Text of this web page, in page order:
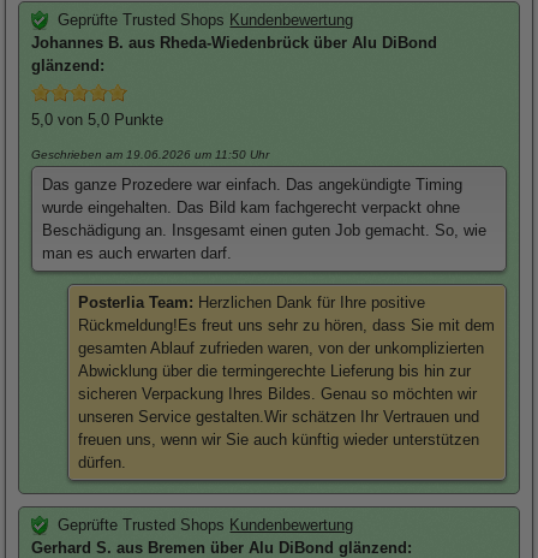
Geprüfte Trusted Shops Kundenbewertung
Johannes B. aus Rheda-Wiedenbrück überAlu DiBond
glänzend :
5,0 von 5,0 Punkte
Geschrieben am 19.06.2026 um 11:50 Uhr
Das ganze Prozedere war einfach. Das angekündigte Timing
wurde eingehalten. Das Bild kam fachgerecht verpackt ohne
Beschädigung an. Insgesamt einen guten Job gemacht. So, wie
man es auch erwarten darf.
Posterlia Team: Herzlichen Dank für Ihre positive
Rückmeldung!Es freut uns sehr zu hören, dass Sie mit dem
gesamten Ablauf zufrieden waren, von der unkomplizierten
Abwicklung über die termingerechte Lieferung bis hin zur
sicheren Verpackung Ihres Bildes. Genau so möchten wir
unseren Service gestalten.Wir schätzen Ihr Vertrauen und
freuen uns, wenn wir Sie auch künftig wieder unterstützen
dürfen.
Geprüfte Trusted Shops Kundenbewertung
Gerhard S. aus Bremen überAlu DiBond glänzend :